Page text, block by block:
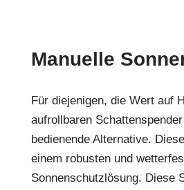
Manuelle
Für diejenigen, die Wert auf
aufrollbaren
bedienende Alternative.
einem robusten und
Sonnenschutzlösung. Diese